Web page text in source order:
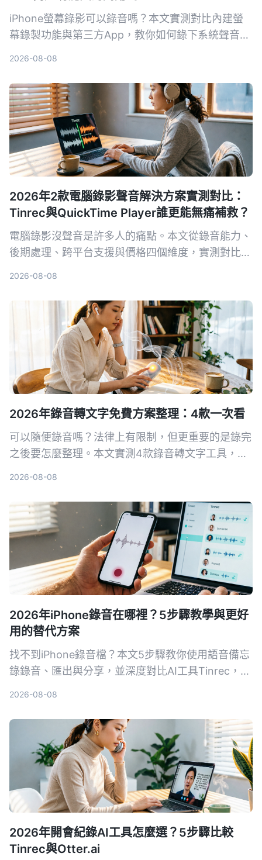
iPhone螢幕錄影可以錄音嗎？本文實測對比內建螢
幕錄製功能與第三方App，教你如何錄下系統聲音和
2026-08-08
2026年2款電腦錄影聲音解決方案實測對比：
Tinrec與QuickTime Player誰更能無痛補救？
電腦錄影沒聲音是許多人的痛點。本文從錄音能力、
後期處理、跨平台支援與價格四個維度，實測對比
2026-08-08
2026年錄音轉文字免費方案整理：4款一次看
可以隨便錄音嗎？法律上有限制，但更重要的是錄完
之後要怎麼整理。本文實測4款錄音轉文字工具，整
2026-08-08
2026年iPhone錄音在哪裡？5步驟教學與更好
用的替代方案
找不到iPhone錄音檔？本文5步驟教你使用語音備忘
錄錄音、匯出與分享，並深度對比AI工具Tinrec，讓
2026-08-08
2026年開會紀錄AI工具怎麼選？5步驟比較
Tinrec與Otter.ai